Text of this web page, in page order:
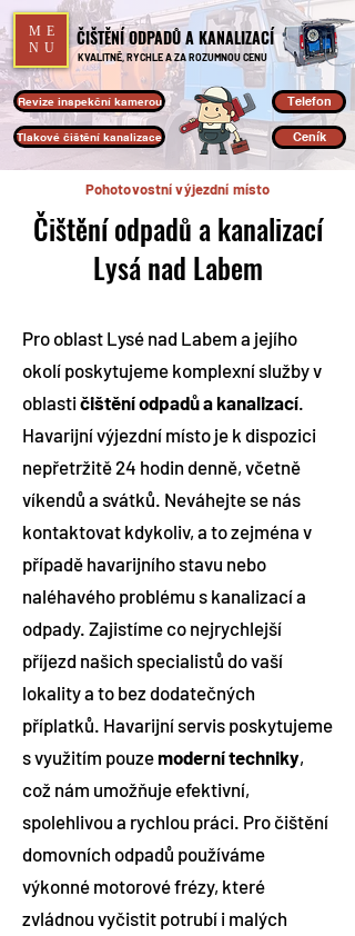
ME
NU
ČIŠTĚNÍ ODPADŮ A KANALIZACÍ
KVALITNĚ, RYCHLE A ZA ROZUMNOU CENU
Revize inspekční kamerou
Tlakové čištění kanalizace
Telefon
Ceník
Pohotovostní výjezdní místo
Čištění odpadů a kanalizací
Lysá nad Labem
Pro oblast Lysé nad Labem a jejího
okolí poskytujeme komplexní služby v
oblastičištění odpadů a kanalizací.
Havarijní výjezdní místo je k dispozici
nepřetržitě 24 hodin denně, včetně
víkendů a svátků. Neváhejte se nás
kontaktovat kdykoliv, a to zejména v
případě havarijního stavu nebo
naléhavého problému s kanalizací a
odpady. Zajistíme co nejrychlejší
příjezd našich specialistů do vaší
lokality a to bez dodatečných
příplatků. Havarijní servis poskytujeme
s využitím pouzemoderní techniky,
což nám umožňuje efektivní,
spolehlivou a rychlou práci. Pro čištění
domovních odpadů používáme
výkonné motorové frézy, které
zvládnou vyčistit potrubí i malých